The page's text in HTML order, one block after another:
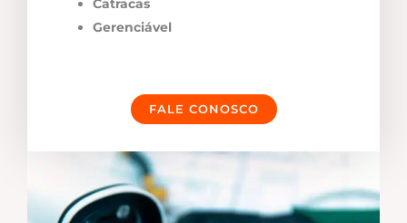
Catracas
Gerenciável
FALE CONOSCO